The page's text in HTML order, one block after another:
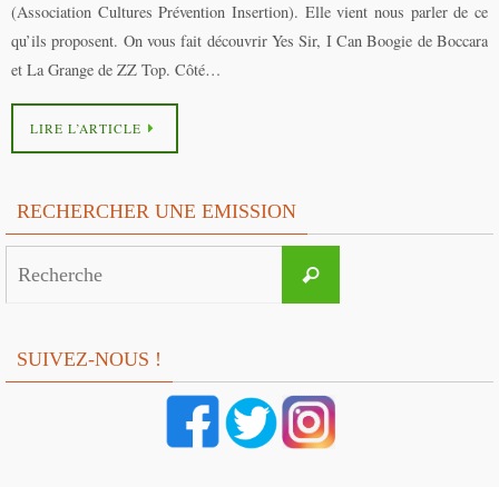
(Association Cultures Prévention Insertion). Elle vient nous parler de ce
qu’ils proposent. On vous fait découvrir Yes Sir, I Can Boogie de Boccara
et La Grange de ZZ Top. Côté…
LIRE L’ARTICLE
RECHERCHER UNE EMISSION
Recherche
SUIVEZ-NOUS !